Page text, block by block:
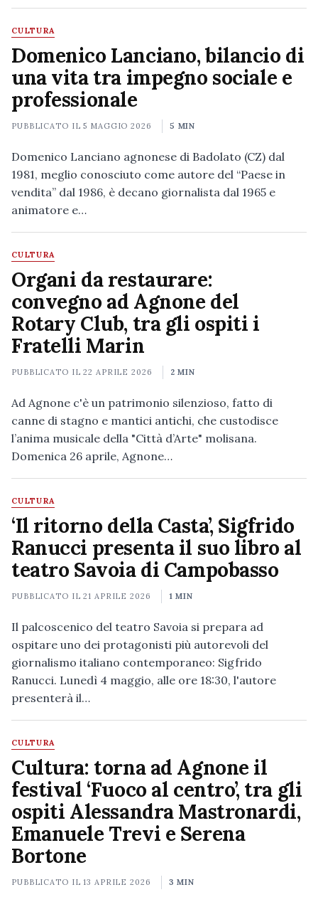
CULTURA
Domenico Lanciano, bilancio di
una vita tra impegno sociale e
professionale
PUBBLICATO IL5 MAGGIO 2026 5 MIN
Domenico Lanciano agnonese di Badolato (CZ) dal
1981, meglio conosciuto come autore del “Paese in
vendita” dal 1986, è decano giornalista dal 1965 e
animatore e…
CULTURA
Organi da restaurare:
convegno ad Agnone del
Rotary Club, tra gli ospiti i
Fratelli Marin
PUBBLICATO IL22 APRILE 2026 2 MIN
Ad Agnone c'è un patrimonio silenzioso, fatto di
canne di stagno e mantici antichi, che custodisce
l’anima musicale della "Città d’Arte" molisana.
Domenica 26 aprile, Agnone…
CULTURA
‘Il ritorno della Casta’, Sigfrido
Ranucci presenta il suo libro al
teatro Savoia di Campobasso
PUBBLICATO IL21 APRILE 2026 1 MIN
Il palcoscenico del teatro Savoia si prepara ad
ospitare uno dei protagonisti più autorevoli del
giornalismo italiano contemporaneo: Sigfrido
Ranucci. Lunedì 4 maggio, alle ore 18:30, l'autore
presenterà il…
CULTURA
Cultura: torna ad Agnone il
festival ‘Fuoco al centro’, tra gli
ospiti Alessandra Mastronardi,
Emanuele Trevi e Serena
Bortone
PUBBLICATO IL13 APRILE 2026 3 MIN